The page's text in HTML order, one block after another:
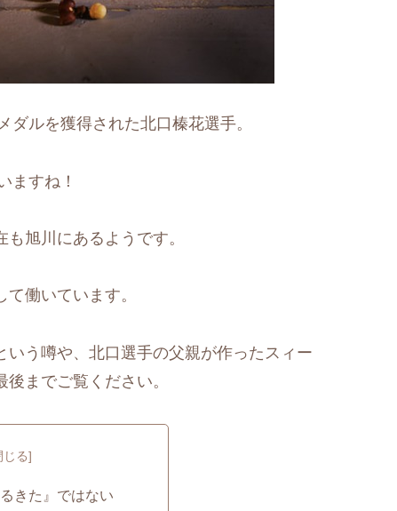
ルを獲得された北口榛花選手。
ますね！
旭川にあるようです。
働いています。
う噂や、北口選手の父親が作ったスィー
までご覧ください。
きた』ではない